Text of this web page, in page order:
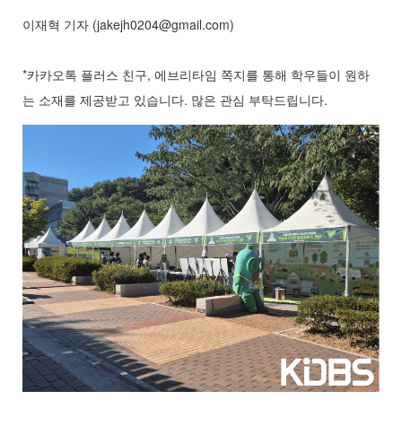
이재혁 기자 (jakejh0204@gmail.com)
*카카오톡 플러스 친구, 에브리타임 쪽지를 통해 학우들이 원하
는 소재를 제공받고 있습니다. 많은 관심 부탁드립니다.